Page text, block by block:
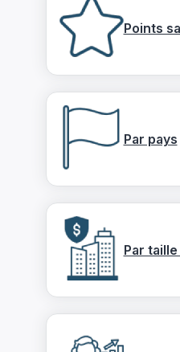
Points
Par pays
Par